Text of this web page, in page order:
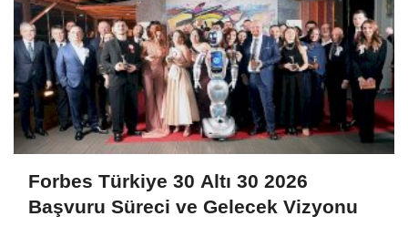
Forbes Türkiye 30 Altı 30 2026
Başvuru Süreci ve Gelecek Vizyonu